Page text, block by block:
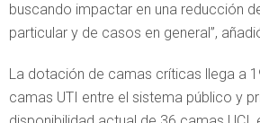
buscando impactar en una reducción
particular y de casos en general”,
La dotación de camas críticas llega a
camas UTI entre el sistema público y